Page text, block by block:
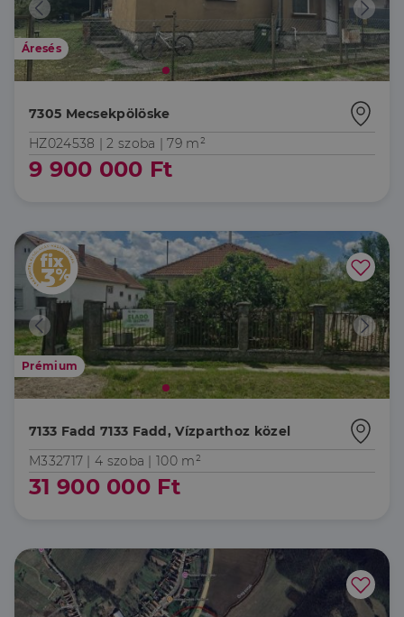
Áresés
7305 Mecsekpölöske
HZ024538 |2 szoba | 79 m²
9 900 000 Ft
Prémium
7133 Fadd 7133 Fadd, Vízparthoz közel
M332717 |4 szoba | 100 m²
31 900 000 Ft